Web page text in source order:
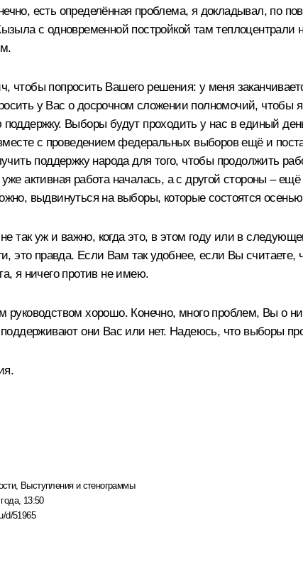
есть определённая проблема, я докладывал, по
с одновременной постройкой там теплоцентрали
попросить Вашего решения: у меня
у Вас о досрочном сложении полномочий, чтобы
Выборы будут проходить у нас в единый
с проведением федеральных выборов ещё и
поддержку народа для того, чтобы продолжить
активная работа началась, а с другой стороны –
выдвинуться на выборы, которые состоятся
так уж и важно, когда это, в этом году или в
это правда. Если Вам так удобнее, если Вы
я ничего против не имею.
руководством хорошо. Конечно, много проблем, Вы о
они Вас или нет. Надеюсь, что выборы
, Выступления и стенограммы
13:50
d/51965